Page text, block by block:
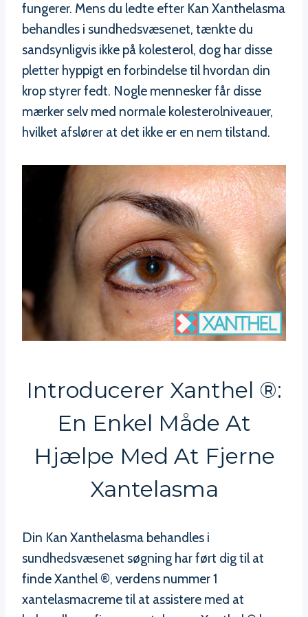
fungerer. Mens du ledte efter Kan Xanthelasma
behandles i sundhedsvæsenet, tænkte du
sandsynligvis ikke på kolesterol, dog har disse
pletter hyppigt en forbindelse til hvordan din
krop styrer fedt. Nogle mennesker får disse
mærker selv med normale kolesterolniveauer,
hvilket afslører at det ikke er en nem tilstand.
Introducerer Xanthel ®:
En Enkel Måde At
Hjælpe Med At Fjerne
Xantelasma
Din Kan Xanthelasma behandles i
sundhedsvæsenet søgning har ført dig til at
finde Xanthel ®, verdens nummer 1
xantelasmacreme til at assistere med at